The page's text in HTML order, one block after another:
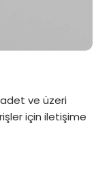
ve üzeri
için iletişime